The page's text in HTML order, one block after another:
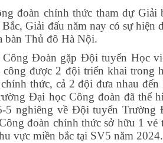
đoàn chính thức tham dự Giải
Giải đấu năm nay có sự hiện
bàn Thủ đô Hà Nội.
Đoàn gặp Đội tuyển Học
được 2 đội triển khai trong
thức, cả 2 đội đưa nhau
Đại học Công đoàn đã thể
5 nghiêng về Đội tuyển Trường
đoàn chính thức sở hữu 1 vé
vực miền bắc tại SV5 năm 2024.